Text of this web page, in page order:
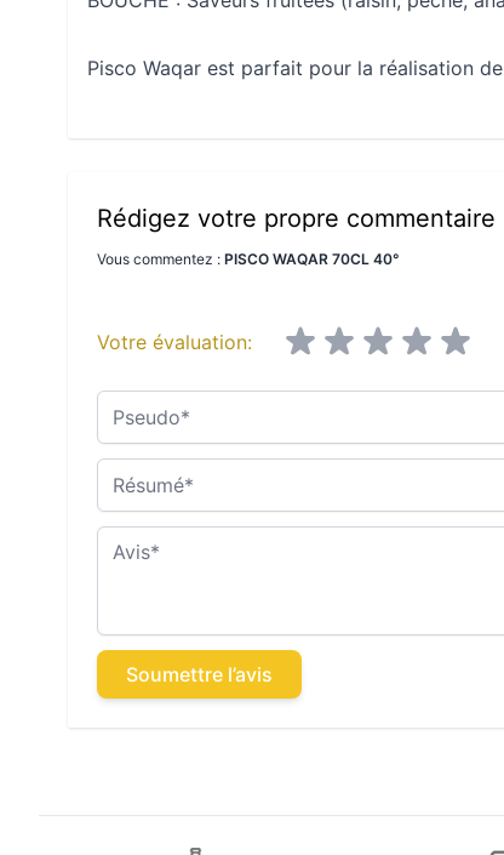
Pisco Waqar est parfait pour la réalisation
Rédigez votre propre commentaire
Vous commentez : PISCO WAQAR 70CL 40°
Votre évaluation:
Pseudo
Résumé
Avis
Soumettre l’avis